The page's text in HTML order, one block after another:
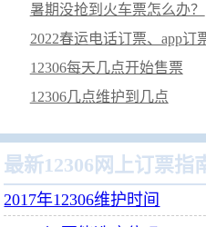
暑期没抢到火车票怎么办？
2022春运电话订票、app订
12306每天几点开始售票
12306几点维护到几点
最新12306网上订票指
2017年12306维护时间